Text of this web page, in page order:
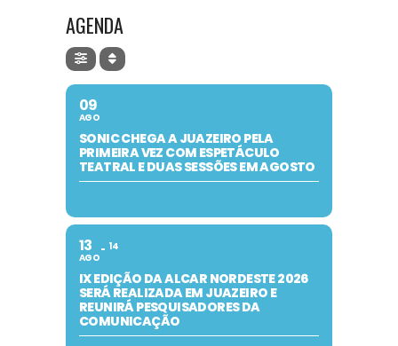
AGENDA
09
AGO
SONIC CHEGA A JUAZEIRO PELA
PRIMEIRA VEZ COM ESPETÁCULO
TEATRAL E DUAS SESSÕES EM AGOSTO
13
AGO
14
IX EDIÇÃO DA ALCAR NORDESTE 2026
SERÁ REALIZADA EM JUAZEIRO E
REUNIRÁ PESQUISADORES DA
COMUNICAÇÃO